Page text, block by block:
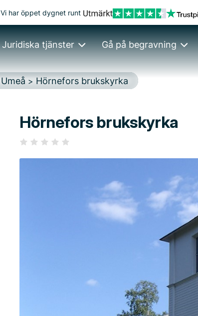
Vi har öppet dygnet runt
Juridiska tjänster Gå på begravning
Umeå > Hörnefors brukskyrka
Hörnefors brukskyrka